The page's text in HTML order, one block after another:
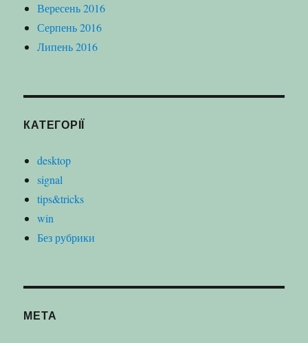
Вересень 2016
Серпень 2016
Липень 2016
КАТЕГОРІЇ
desktop
signal
tips&tricks
win
Без рубрики
МЕТА